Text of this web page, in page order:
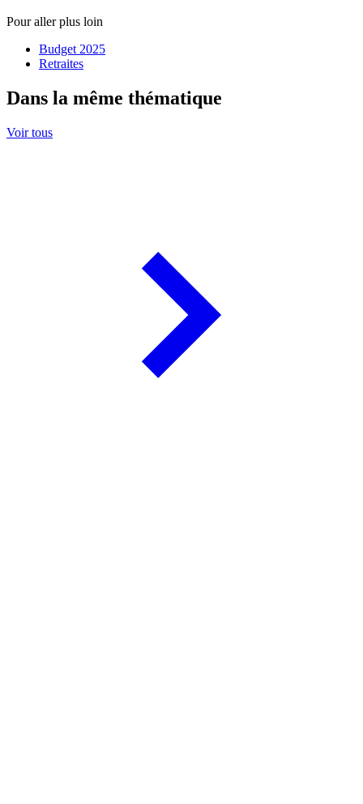
Pour aller plus loin
Budget 2025
Retraites
Dans la même thématique
Voir tous